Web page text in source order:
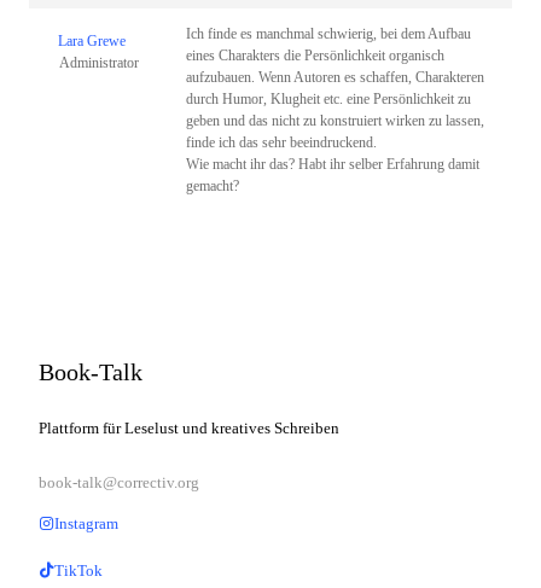
Lara Grewe
Administrator
Ich finde es manchmal schwierig, bei dem Aufbau
eines Charakters die Persönlichkeit organisch
aufzubauen. Wenn Autoren es schaffen, Charakteren
durch Humor, Klugheit etc. eine Persönlichkeit zu
geben und das nicht zu konstruiert wirken zu lassen,
finde ich das sehr beeindruckend.
Wie macht ihr das? Habt ihr selber Erfahrung damit
gemacht?
Book-Talk
Plattform für Leselust und kreatives Schreiben
book-talk@correctiv.org
Instagram
TikTok